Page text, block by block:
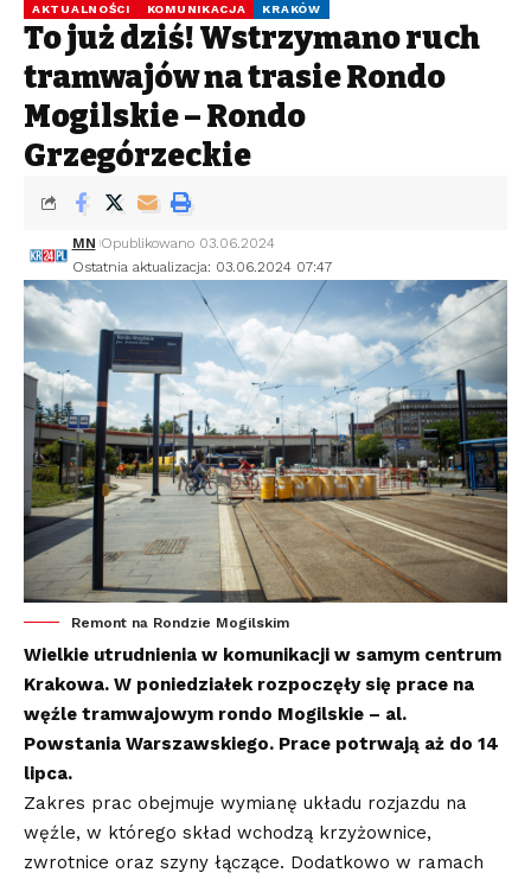
AKTUALNOŚCI KOMUNIKACJA KRAKÓW
To już dziś! Wstrzymano ruch
tramwajów na trasie Rondo
Mogilskie – Rondo
Grzegórzeckie
Ostatnia aktualizacja: 03.06.2024 07:47
MN Opublikowano 03.06.2024
Remont na Rondzie Mogilskim
Wielkie utrudnienia w komunikacji w samym centrum
Krakowa. W poniedziałek rozpoczęły się prace na
węźle tramwajowym rondo Mogilskie – al.
Powstania Warszawskiego. Prace potrwają aż do 14
lipca.
Zakres prac obejmuje wymianę układu rozjazdu na
węźle, w którego skład wchodzą krzyżownice,
zwrotnice oraz szyny łączące. Dodatkowo w ramach